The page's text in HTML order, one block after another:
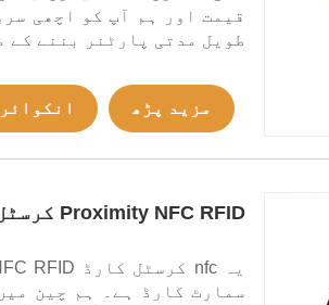
قیمت اور ہم آپ کو اچھی
طویل مدتی پارٹنر بننے کے
مزید پڑھ
Proximity NFC RFID کرسٹل ٹیگ NFC کرسٹل سمارٹ کارڈ